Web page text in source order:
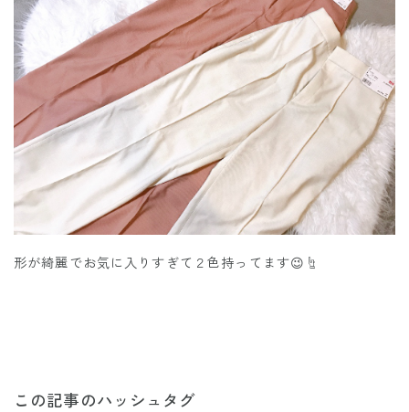
形が綺麗でお気に入りすぎて２色持ってます😉☝️
この記事のハッシュタグ